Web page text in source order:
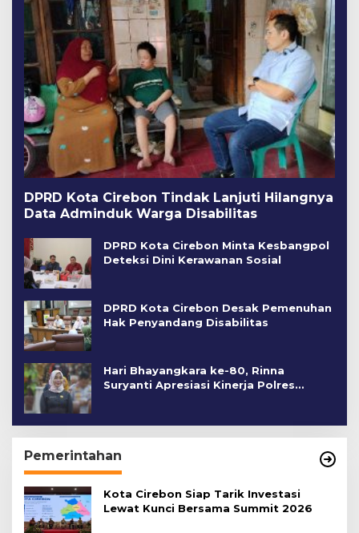
DPRD Kota Cirebon Tindak Lanjuti Hilangnya
Data Adminduk Warga Disabilitas
DPRD Kota Cirebon Minta Kesbangpol
Deteksi Dini Kerawanan Sosial
DPRD Kota Cirebon Desak Pemenuhan
Hak Penyandang Disabilitas
Hari Bhayangkara ke-80, Rinna
Suryanti Apresiasi Kinerja Polres
Pemerintahan
Kota Cirebon Siap Tarik Investasi
Lewat Kunci Bersama Summit 2026